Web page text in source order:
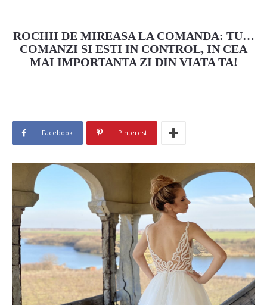
ROCHII DE MIREASA LA COMANDA: TU…
COMANZI SI ESTI IN CONTROL, IN CEA
MAI IMPORTANTA ZI DIN VIATA TA!
Facebook Pinterest